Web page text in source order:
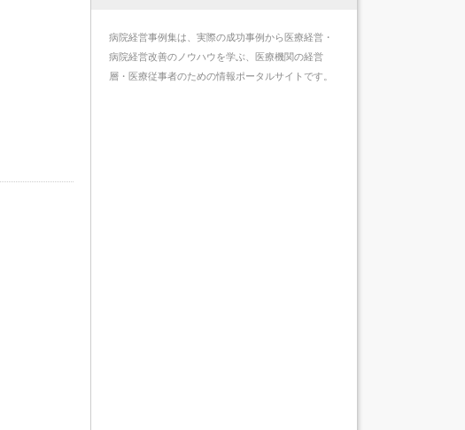
病院経営事例集は、実際の成功事例から医療経営・
病院経営改善のノウハウを学ぶ、医療機関の経営
層・医療従事者のための情報ポータルサイトです。